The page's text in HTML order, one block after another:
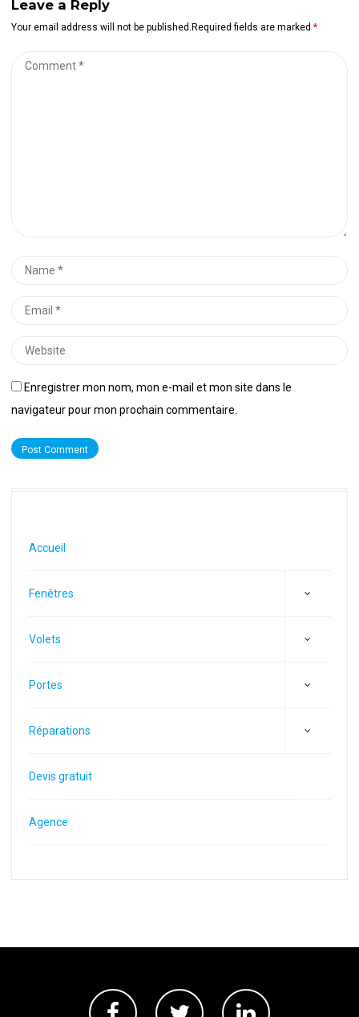
Leave a Reply
Your email address will not be published.Required fields are marked *
Comment
Name
Email
Website
Enregistrer mon nom, mon e-mail et mon site dans le
navigateur pour mon prochain commentaire.
Accueil
Fenêtres
Volets
Portes
Réparations
Devis gratuit
Agence
FacebookTwitterLinkedin